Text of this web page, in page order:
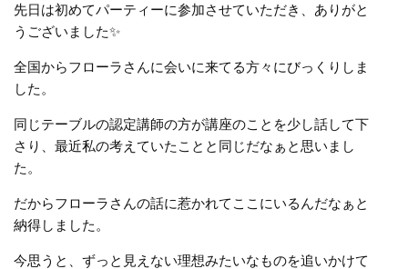
先日は初めてパーティーに参加させていただき、ありがと
うございました✨
全国からフローラさんに会いに来てる方々にびっくりしま
した。
同じテーブルの認定講師の方が講座のことを少し話して下
さり、最近私の考えていたことと同じだなぁと思いまし
た。
だからフローラさんの話に惹かれてここにいるんだなぁと
納得しました。
今思うと、ずっと見えない理想みたいなものを追いかけて